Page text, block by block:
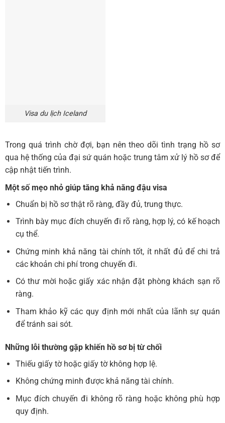
Visa du lịch Iceland
Trong quá trình chờ đợi, bạn nên theo dõi tình trạng hồ sơ
qua hệ thống của đại sứ quán hoặc trung tâm xử lý hồ sơ để
cập nhật tiến trình.
Một số mẹo nhỏ giúp tăng khả năng đậu visa
Chuẩn bị hồ sơ thật rõ ràng, đầy đủ, trung thực.
Trình bày mục đích chuyến đi rõ ràng, hợp lý, có kế hoạch
cụ thể.
Chứng minh khả năng tài chính tốt, ít nhất đủ để chi trả
các khoản chi phí trong chuyến đi.
Có thư mời hoặc giấy xác nhận đặt phòng khách sạn rõ
ràng.
Tham khảo kỹ các quy định mới nhất của lãnh sự quán
để tránh sai sót.
Những lỗi thường gặp khiến hồ sơ bị từ chối
Thiếu giấy tờ hoặc giấy tờ không hợp lệ.
Không chứng minh được khả năng tài chính.
Mục đích chuyến đi không rõ ràng hoặc không phù hợp
quy định.